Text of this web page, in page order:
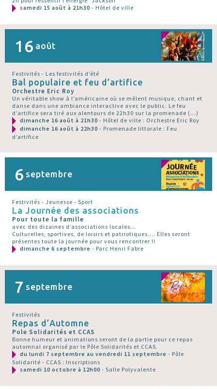
samedi 15 août à 21h30 - Hôtel de ville
16 août
Festivités - Les festivités d’été
Bal populaire et feu d’artifice
Orchestre Eric Roy
Un véritable show à l’américaine où se mêlent musique, chant et
danse dans une ambiance interactive avec le public. Le feu
d’artifice sera tiré aux alentours de 22h30 sur la promenade (…)
dimanche 16 août à 21h30 - Hôtel de ville : Orchestre Eric Roy
dimanche 16 août à 22h30 - Promenade littorale : Feu
d’artifice
6 septembre
Festivités - Jeunesse - Sport
La Journée des associations
Pour toute la famille
avec des dizaines d’associations locales...
Culturelles, sportives, de loisirs et patriotiques.... Elles seront
présentes toute la journée pour vous rencontrer !!
dimanche 6 septembre - Parc Henri Fabre
7 septembre
Festivités
Repas d’Automne
Pole Solidarités et CCAS
Bonne humeur et animations seront de la partie pour ce repas
automnal organisé par le Pôle Solidarités et CCAS.
du lundi 7 septembre au vendredi 11 septembre - Pôle
Solidarité - CCAS : Inscriptions
samedi 10 octobre à 12h00 - Salle Polyvalente